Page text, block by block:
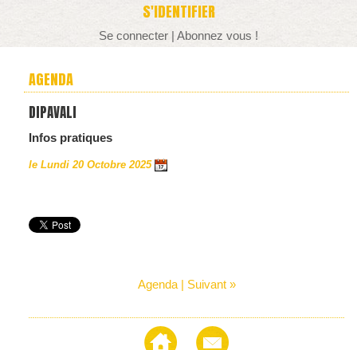
S'IDENTIFIER
Se connecter | Abonnez vous !
AGENDA
DIPAVALI
Infos pratiques
le Lundi 20 Octobre 2025
Agenda | Suivant »